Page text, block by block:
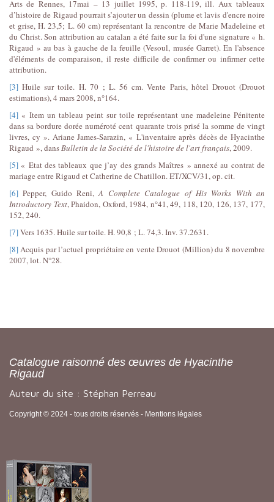
Arts de Rennes, 17mai – 13 juillet 1995, p. 118-119, ill. Aux tableaux
d’histoire de Rigaud pourrait s’ajouter un dessin (plume et lavis d'encre noire
et grise, H. 23,5; L. 60 cm) représentant la rencontre de Marie Madeleine et
du Christ. Son attribution au catalan a été faite sur la foi d'une signature « h.
Rigaud » au bas à gauche de la feuille (Vesoul, musée Garret). En l'absence
d'éléments de comparaison, il reste difficile de confirmer ou infirmer cette
attribution.
[3] Huile sur toile. H. 70 ; L. 56 cm. Vente Paris, hôtel Drouot (Drouot
estimations), 4 mars 2008, n°164.
[4] « Item un tableau peint sur toile représentant une madeleine Pénitente
dans sa bordure dorée numéroté cent quarante trois prisé la somme de vingt
livres, cy ». Ariane James-Sarazin, « L'inventaire après décès de Hyacinthe
Rigaud », dansBulletin de la Société de l'histoire de l'art français, 2009.
[5] « Etat des tableaux que j’ay des grands Maîtres » annexé au contrat de
mariage entre Rigaud et Catherine de Chatillon. ET/XCV/31, op. cit.
[6] Pepper, Guido Reni,A Complete Catalogue of His Works With an
Introductory Text, Phaidon, Oxford, 1984, n°41, 49, 118, 120, 126, 137, 177,
152, 240.
[7]Vers 1635. Huile sur toile. H. 90,8 ; L. 74,3. Inv. 37.2631.
[8]Acquis par l’actuel propriétaire en vente Drouot (Million) du 8 novembre
2007, lot. N°28.
Catalogue raisonné des œuvres de Hyacinthe
Rigaud
Auteur du site : Stéphan Perreau
Copyright © 2024 - tous droits réservés - Mentions légales